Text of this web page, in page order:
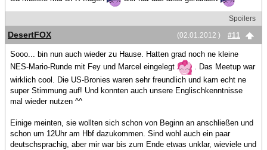
Spoilers
(02.01.2012 )
#11
DesertFOX
Sooo... bin nun auch wieder zu Hause. Hatten grad noch ne kleine
NES-Mario-Runde mit Fey und Marcel eingelegt
. Das Meetup war
wirklich cool. Die US-Bronies waren sehr freundlich und kam echt ne
super Stimmung auf! Und konnten auch unsere Englischkenntnisse
mal wieder nutzen ^^
Einige meinten, sie wollten sich schon von Beginn an anschließen und
schon um 12Uhr am Hbf dazukommen. Sind wohl auch ein paar
deutschsprachig, aber mir war bis zum Ende etwas unklar, wieviele und